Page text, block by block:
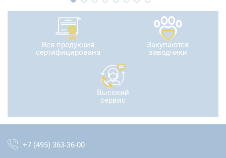
Вся продукция
сертифицирована
Закупаются
заводчики
Высокий
сервис
+7 (495) 363-36-00